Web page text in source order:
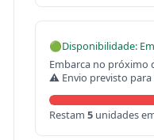
🟢Disponibilidade:
Embarca no próximo
⚠ Envio previsto para
Restam 5unidades